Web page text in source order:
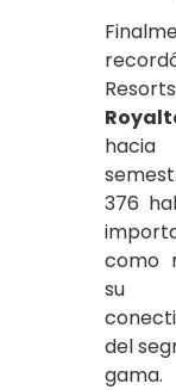
376
como
su
del
gama.